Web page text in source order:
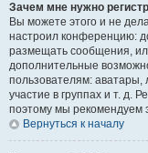
Зачем мне нужно
Вы можете этого и не
настроил конференцию:
размещать сообщения,
дополнительные
пользователям:
участие в группах и т. д.
поэтому мы рекомендуем
Вернуться к началу